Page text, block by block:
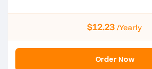
$12.23 /Yearly
Order Now